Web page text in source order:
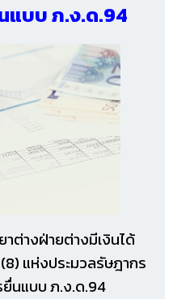
แบบ ภ.ง.ด.94
าต่างฝ่ายต่างมีเงินได้
แห่งประมวลรัษฎากร
ยื่นแบบ ภ.ง.ด.94